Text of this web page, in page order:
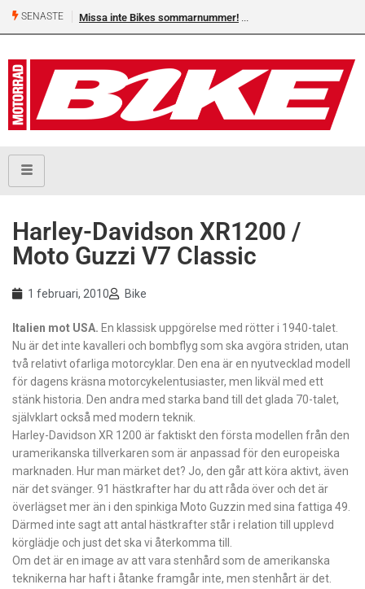
SENASTE Missa inte Bikes sommarnummer!
Harley-Davidson XR1200 /
Moto Guzzi V7 Classic
1 februari, 2010 Bike
Italien mot USA. En klassisk uppgörelse med rötter i 1940-talet.
Nu är det inte kavalleri och bombflyg som ska avgöra striden, utan
två relativt ofarliga motorcyklar. Den ena är en nyutvecklad modell
för dagens kräsna motorcykelentusiaster, men likväl med ett
stänk historia. Den andra med starka band till det glada 70-talet,
självklart också med modern teknik.
Harley-Davidson XR 1200 är faktiskt den första modellen från den
uramerikanska tillverkaren som är anpassad för den europeiska
marknaden. Hur man märket det? Jo, den går att köra aktivt, även
när det svänger. 91 hästkrafter har du att råda över och det är
överlägset mer än i den spinkiga Moto Guzzin med sina fattiga 49.
Därmed inte sagt att antal hästkrafter står i relation till upplevd
körglädje och just det ska vi återkomma till.
Om det är en image av att vara stenhård som de amerikanska
teknikerna har haft i åtanke framgår inte, men stenhårt är det.